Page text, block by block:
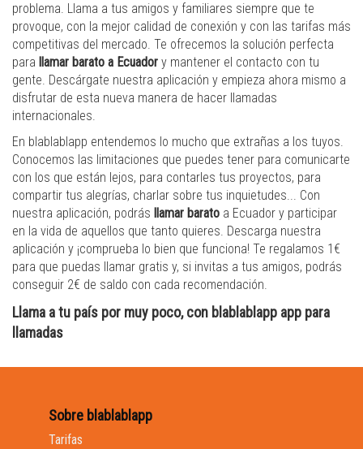
problema. Llama a tus amigos y familiares siempre que te
provoque, con la mejor calidad de conexión y con las tarifas más
competitivas del mercado. Te ofrecemos la solución perfecta
para llamar barato a Ecuador y mantener el contacto con tu
gente. Descárgate nuestra aplicación y empieza ahora mismo a
disfrutar de esta nueva manera de hacer llamadas
internacionales.
En blablablapp entendemos lo mucho que extrañas a los tuyos.
Conocemos las limitaciones que puedes tener para comunicarte
con los que están lejos, para contarles tus proyectos, para
compartir tus alegrías, charlar sobre tus inquietudes... Con
nuestra aplicación, podrás llamar barato a Ecuador y participar
en la vida de aquellos que tanto quieres. Descarga nuestra
aplicación y ¡comprueba lo bien que funciona! Te regalamos 1€
para que puedas llamar gratis y, si invitas a tus amigos, podrás
conseguir 2€ de saldo con cada recomendación.
Llama a tu país por muy poco, con blablablapp app para
llamadas
Sobre blablablapp
Tarifas